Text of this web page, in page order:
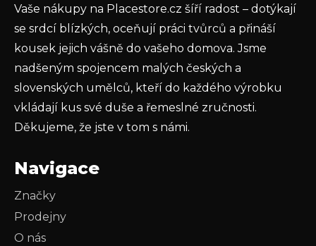
PŘIHLÁSIT SE
Vaše nákupy na Placestore.cz šíří radost – dotýkají
se srdcí blízkých, oceňují práci tvůrců a přináší
kousek jejich vášně do vašeho domova. Jsme
nadšeným spojencem malých českých a
slovenských umělců, kteří do každého výrobku
vkládají kus své duše a řemeslné zručnosti.
Děkujeme, že jste v tom s námi.
Navigace
Značky
Prodejny
O nás